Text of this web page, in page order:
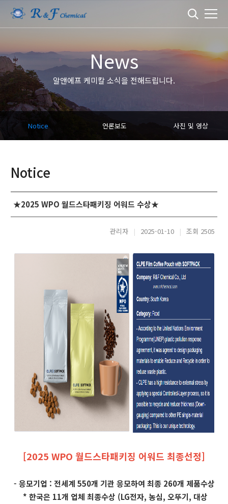
News
알앤에프 케미칼 소식을 전해드립니다.
Notice 언론보도 사진 및 영상
Notice
★2025 WPO 월드스타패키징 어워드 수상★
관리자 | 2025-01-10 | 조회 2505
[2025 WPO 월드스타패키징 어워드 최종선정]
- 응모기업 : 전세계 550개 기관 응모하여 최종 260개 제품수상
* 한국은 11개 업체 최종수상 (LG전자, 농심, 오뚜기, 대상